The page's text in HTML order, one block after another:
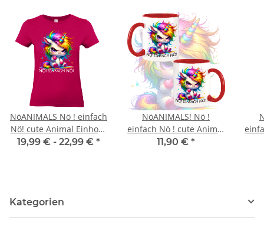
NöANIMALS Nö ! einfach
Nö! cute Animal Einhorn
Emmy Women Basic T-
19,99 € - 22,99 € *
NöANIMALS! Nö !
einfach Nö ! cute Animal
Einhorn "Emmy"
11,90 € *
Kategorien